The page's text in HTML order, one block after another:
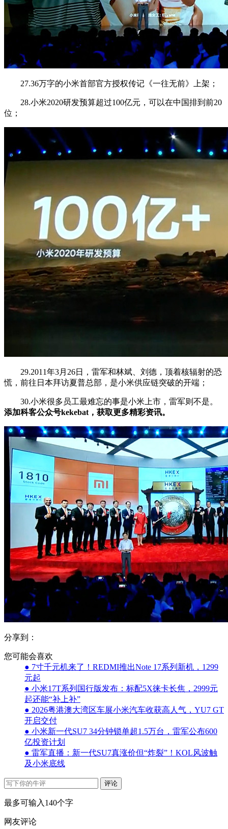
27.36万字的小米首部官方授权传记《一往无前》上架；
28.小米2020研发预算超过100亿元，可以在中国排到前20
位；
29.2011年3月26日，雷军和林斌、刘德，顶着核辐射的恐
慌，前往日本拜访夏普总部，是小米供应链突破的开端；
30.小米很多员工最难忘的事是小米上市，雷军则不是。
添加科客公众号kekebat，获取更多精彩资讯。
分享到：
您可能会喜欢
● 7寸千元机来了！REDMI推出Note 17系列新机，1299
元起
● 小米17T系列国行版发布：标配5X徕卡长焦，2999元
起还能“补上补”
● 2026粤港澳大湾区车展小米汽车收获高人气，YU7 GT
开启交付
● 小米新一代SU7 34分钟锁单超1.5万台，雷军公布600
亿投资计划
● 雷军直播：新一代SU7真涨价但“炸裂”！KOL风波触
及小米底线
评论
最多可输入140个字
网友评论